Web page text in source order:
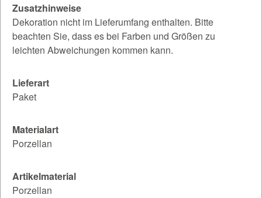
Zusatzhinweise
Dekoration nicht im Lieferumfang enthalten. Bitte
beachten Sie, dass es bei Farben und Größen zu
leichten Abweichungen kommen kann.
Lieferart
Paket
Materialart
Porzellan
Artikelmaterial
Porzellan